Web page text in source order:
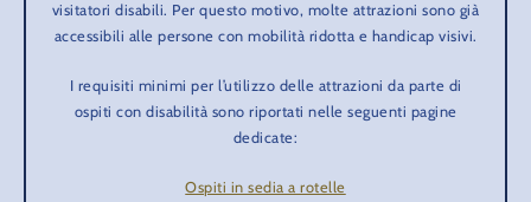
visitatori disabili. Per questo motivo, molte attrazioni sono già
accessibili alle persone con mobilità ridotta e handicap visivi.
I requisiti minimi per l’utilizzo delle attrazioni da parte di
ospiti con disabilità sono riportati nelle seguenti pagine
dedicate:
Ospiti in sedia a rotelle